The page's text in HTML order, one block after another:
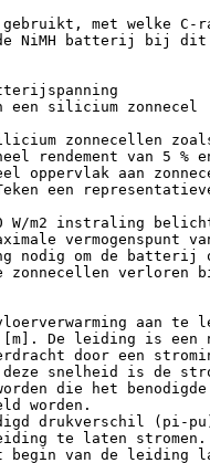
met welke C-
de NiMH batterij bij
silicium zonnecel
zonnecellen
rendement van 5 %
oppervlak aan
een
W/m2 instraling
vermogenspunt
om de batterij
zonnecellen
aan
De leiding is een
door een
snelheid is de
die het
worden.
drukverschil (pi-
te laten stromen.
begin van de leiding